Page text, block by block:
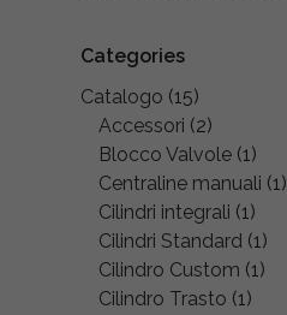
Categories
Catalogo (15)
Accessori (2)
Blocco Valvole (1)
Centraline manuali (1)
Cilindri integrali (1)
Cilindri Standard (1)
Cilindro Custom (1)
Cilindro Trasto (1)